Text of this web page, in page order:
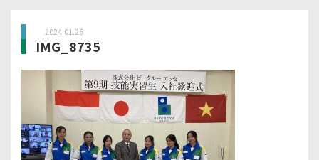
2024.01.26
IMG_8735